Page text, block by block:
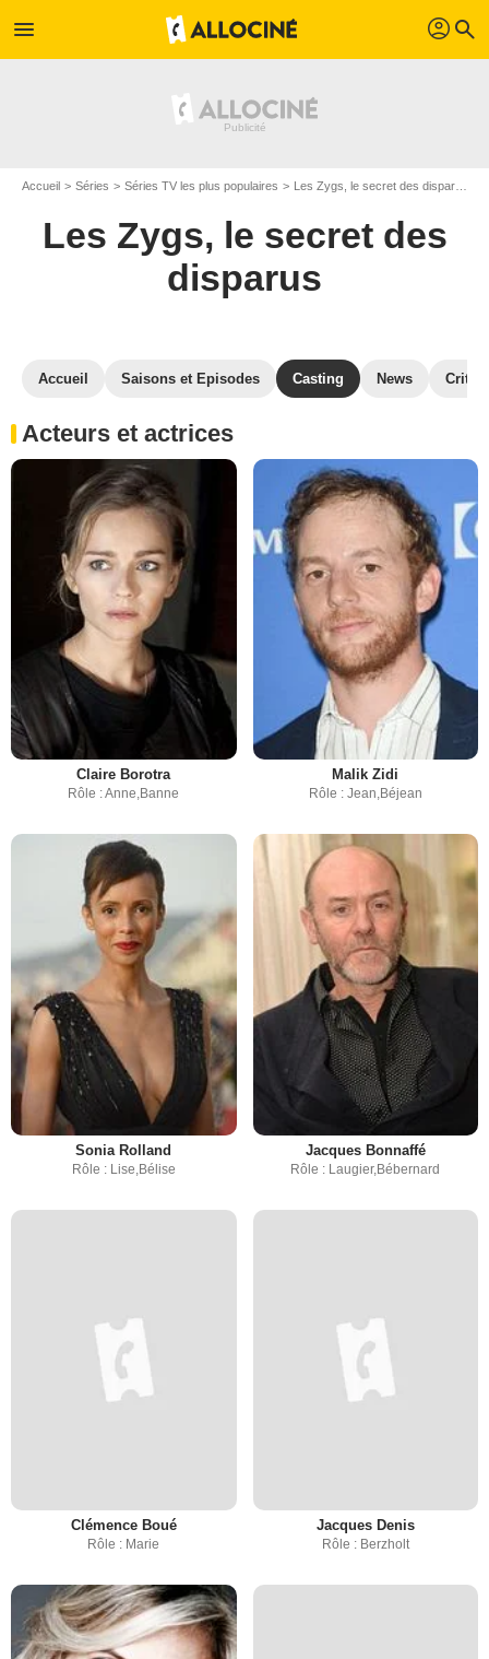
menu profil search
Accueil Séries Séries TV les plus populaires Les Zygs, le secret des disparus
Les Zygs, le secret des
disparus
Accueil Saisons et Episodes Casting News
Acteurs et actrices
Claire Borotra
Rôle : Anne,Banne
Malik Zidi
Rôle : Jean,Béjean
Sonia Rolland
Rôle : Lise,Bélise
Jacques Bonnaffé
Rôle : Laugier,Bébernard
Clémence Boué
Rôle : Marie
Jacques Denis
Rôle : Berzholt